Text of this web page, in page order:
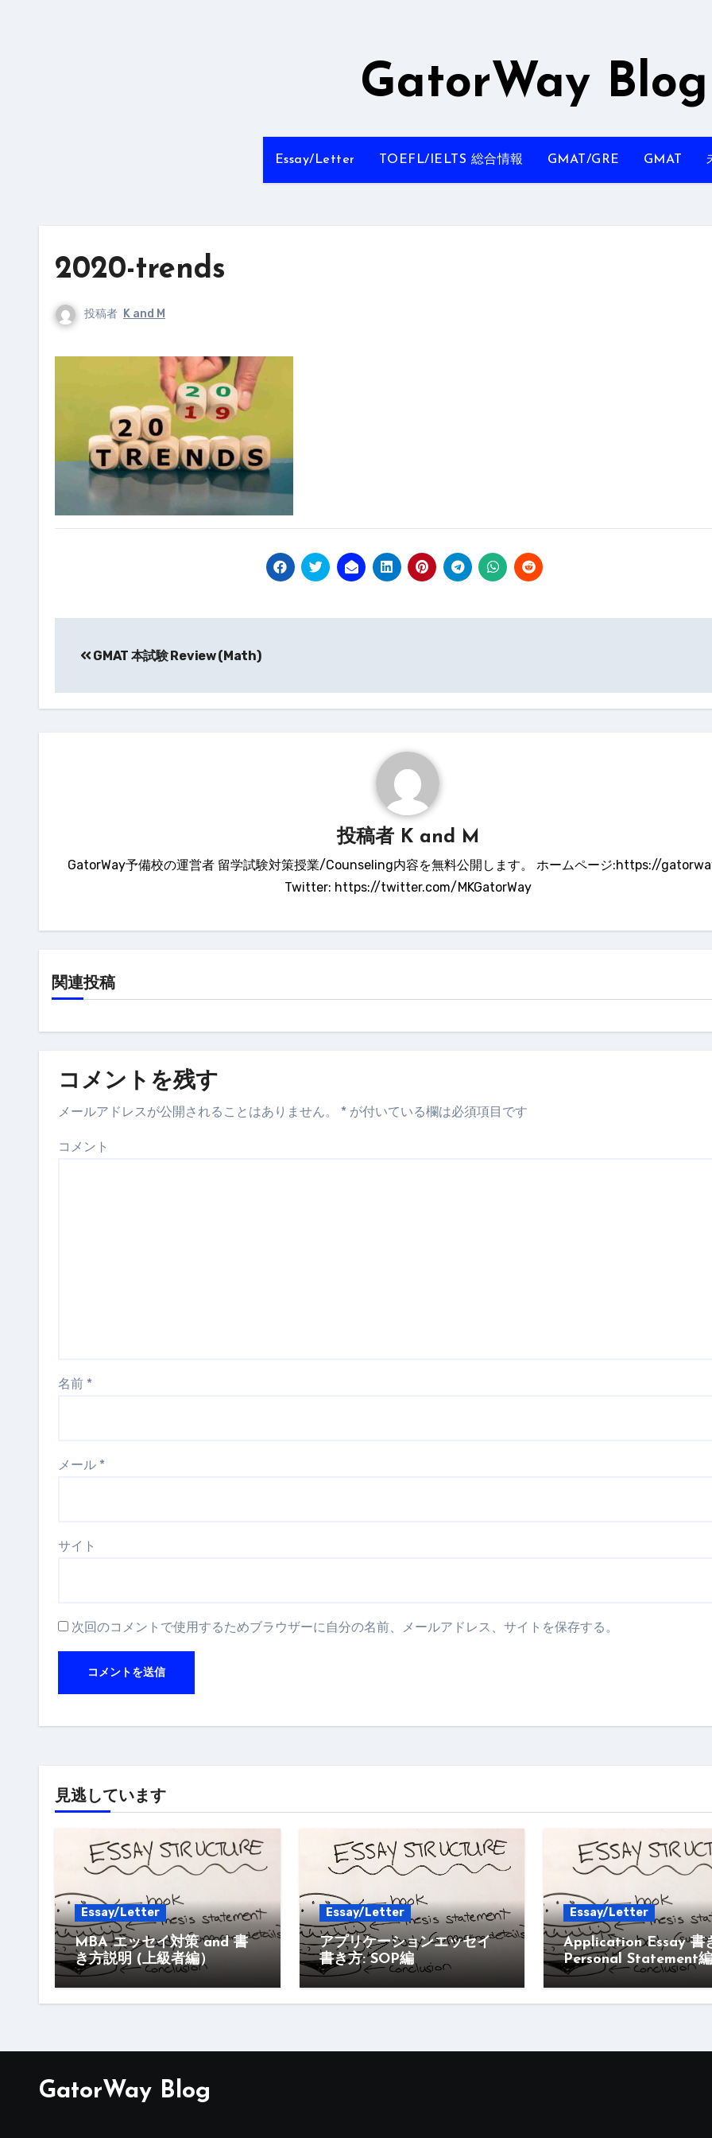
GatorWay Blog
Essay/Letter TOEFL/IELTS 総合情報 GMAT/GRE GMAT
2020-trends
投稿者 K and M
ナ
ビ
ン
GMAT 本試験 Review (Math)
投稿者 K and M
GatorWay予備校の運営者 留学試験対策授業/Counseling内容を無料公開します。 ホームページ:https://
Twitter: https://twitter.com/MKGatorWay
関連投稿
コメントを残す
メールアドレスが公開されることはありません。 * が付いている欄は必須項目です
コメント
名前 *
メール *
サイト
次回のコメントで使用するためブラウザーに自分の名前、メールアドレス、サイトを保存する。
見逃しています
Essay/Letter
MBA エッセイ対策 and 書
き方説明 (上級者編）
Essay/Letter
アプリケーションエッセイ
書き方: SOP編
Essay/Letter
Application Essay 書
Personal Statement編
GatorWay Blog